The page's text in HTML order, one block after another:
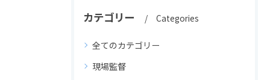
カテゴリー Categories
全てのカテゴリー
現場監督